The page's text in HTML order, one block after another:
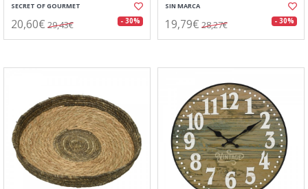
SECRET OF GOURMET
20,60€ 29,43€ - 30%
SIN MARCA
19,79€ 28,27€ - 30%